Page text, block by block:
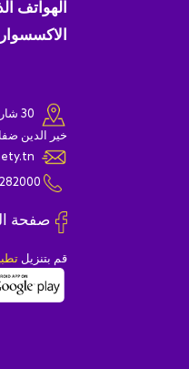
الهواتف
خير الدين ضفاف
صفحة
قم بتنزيل